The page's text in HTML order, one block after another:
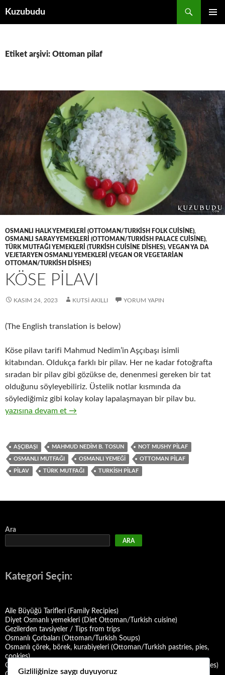
Kuzubudu
Etiket arşivi: Ottoman pilaf
OSMANLI HALK YEMEKLERI (OTTOMAN/TURKISH FOLK CUISINE),
OSMANLI SARAY YEMEKLERI (OTTOMAN/TURKISH PALACE CUISINE),
TÜRK MUTFAĞI YEMEKLERI (TURKISH CUISINE DISHES), VEGAN YA DA
VEJETARYEN OSMANLI YEMEKLERI (VEGAN OR VEGETARIAN
OTTOMAN/TURKISH DISHES)
KÖSE PİLAVI
KASIM 24, 2023 KUTSI AKILLI YORUM YAPIN
(The English translation is below)
Köse pilavı tarifi Mahmud Nedim’in Aşçıbaşı isimli
kitabından. Oldukça farklı bir pilav. Her ne kadar fotoğrafta
sıradan bir pilav gibi gözükse de, denenmesi gereken bir tat
olduğunu söyleyebiliriz. Üstelik notlar kısmında da
söylediğimiz gibi kolay kolay lapalaşmayan bir pilav bu.
KÖSE PİLAVI
yazısına devam et →
AŞÇIBAŞI MAHMUD NEDIM B. TOSUN NOT MUSHY PILAF
OSMANLI MUTFAĞI OSMANLI YEMEĞI OTTOMAN PILAF
PILAV TÜRK MUTFAĞI TURKISH PILAF
Ara
ARA
Kategori Seçin:
Aile Büyüğü Tarifleri (Family Recipies)
Diyet Osmanlı yemekleri (Diet Ottoman/Turkish cuisine)
Gezilerden tavsiyeler / Tips from trips
Osmanlı Çorbaları (Ottoman/Turkish Soups)
Osmanlı çörek, börek, kurabiyeleri (Ottoman/Turkish pastries, pies,
cookies)
Osmanlı Deniz Mahsulü Yemekleri (Ottoman/Turkish Seafood Dishes)
Gizliliğinize saygı duyuyoruz